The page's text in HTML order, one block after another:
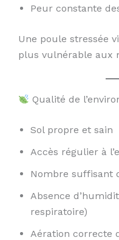
Peur constante
Une poule stressée
plus vulnérable aux
Qualité de
Sol propre et sain
Accès régulier à
Nombre suffisant
Absence
respiratoire)
Aération correcte